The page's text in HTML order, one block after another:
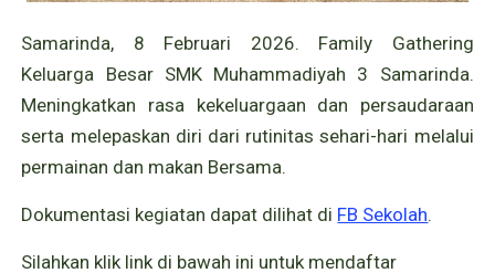
Samarinda, 8 Februari 2026. Family Gathering
Keluarga Besar SMK Muhammadiyah 3 Samarinda.
Meningkatkan rasa kekeluargaan dan persaudaraan
serta melepaskan diri dari rutinitas sehari-hari melalui
permainan dan makan Bersama.
Dokumentasi kegiatan dapat dilihat di FB Sekolah.
Silahkan klik link di bawah ini untuk mendaftar